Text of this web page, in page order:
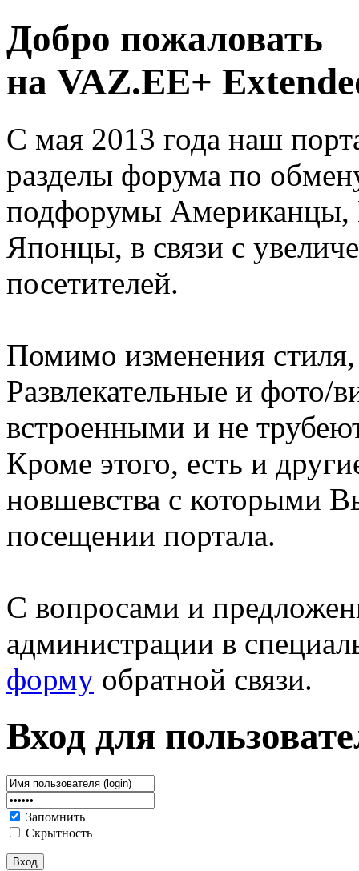
Добро пожаловать
на VAZ.EE+
С мая 2013 года наш
разделы форума по
подфорумы
Японцы, в связи с
посетителей.
Помимо изменения
Развлекательные и фото/
встроенными и не
Кроме этого, есть и
новшевства с которыми
посещении портала.
С вопросами и
администрации в
форму обратной связи.
Вход для
Запомнить
Скрытность